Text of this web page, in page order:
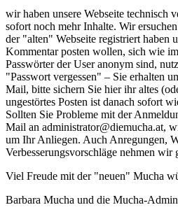
wir haben unsere Webseite technisch
sofort noch mehr Inhalte. Wir
der "alten" Webseite registriert haben
Kommentar posten wollen, sich wie
Passwörter der User anonym sind,
"Passwort vergessen" – Sie erhalten
Mail, bitte sichern Sie hier ihr altes
ungestörtes Posten ist danach sofort
Sollten Sie Probleme mit der
Mail an administrator@diemucha.at,
um Ihr Anliegen. Auch Anregungen,
Verbesserungsvorschläge nehmen wir
Viel Freude mit der "neuen" Mucha
Barbara Mucha und die Mucha-